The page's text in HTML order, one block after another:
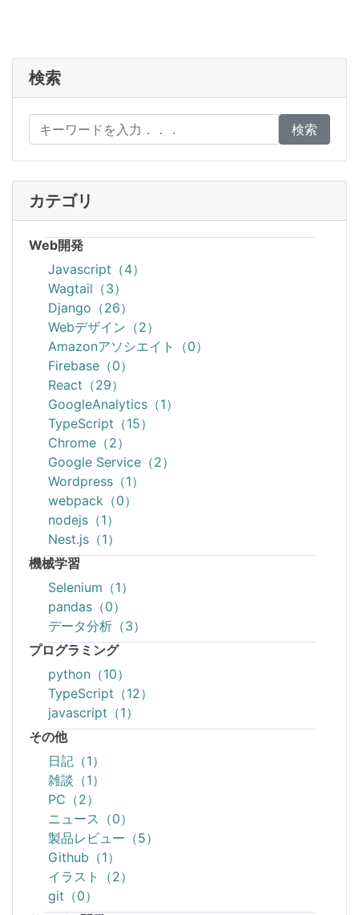
検索
検索
カテゴリ
Web開発
Javascript（4）
Wagtail（3）
Django（26）
Webデザイン（2）
Amazonアソシエイト（0）
Firebase（0）
React（29）
GoogleAnalytics（1）
TypeScript（15）
Chrome（2）
Google Service（2）
Wordpress（1）
webpack（0）
nodejs（1）
Nest.js（1）
機械学習
Selenium（1）
pandas（0）
データ分析（3）
プログラミング
python（10）
TypeScript（12）
javascript（1）
その他
日記（1）
雑談（1）
PC（2）
ニュース（0）
製品レビュー（5）
Github（1）
イラスト（2）
git（0）